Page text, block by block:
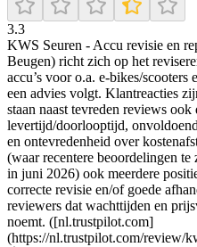
3.3
KWS Seuren - Accu revisie en
Beugen) richt zich op het
accu’s voor o.a. e-bikes/scooters
een advies volgt. Klantreacties
staan naast tevreden reviews
levertijd/doorlooptijd,
en ontevredenheid over
(waar recentere beoordelingen
in juni 2026) ook meerdere
correcte revisie en/of goede
reviewers dat wachttijden en
noemt. ([nl.trustpilot.com]
(https://nl.trustpilot.com/review/